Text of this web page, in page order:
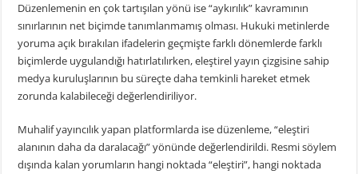
Düzenlemenin en çok tartışılan yönü ise “aykırılık” kavramının
sınırlarının net biçimde tanımlanmamış olması. Hukuki metinlerde
yoruma açık bırakılan ifadelerin geçmişte farklı dönemlerde farklı
biçimlerde uygulandığı hatırlatılırken, eleştirel yayın çizgisine sahip
medya kuruluşlarının bu süreçte daha temkinli hareket etmek
zorunda kalabileceği değerlendiriliyor.
Muhalif yayıncılık yapan platformlarda ise düzenleme, “eleştiri
alanının daha da daralacağı” yönünde değerlendirildi. Resmi söylem
dışında kalan yorumların hangi noktada “eleştiri”, hangi noktada